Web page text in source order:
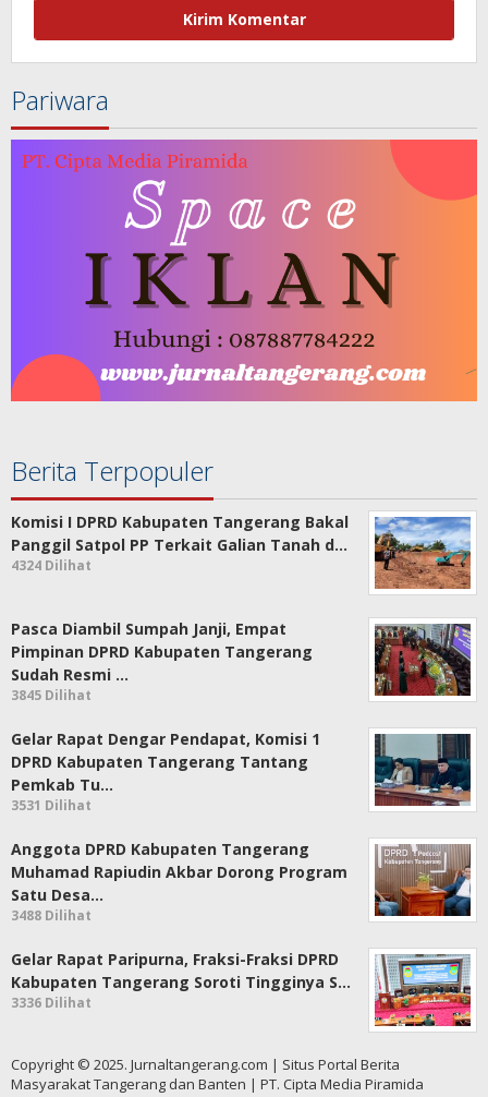
Pariwara
Berita Terpopuler
Komisi I DPRD Kabupaten Tangerang Bakal
Panggil Satpol PP Terkait Galian Tanah d…
4324 Dilihat
Pasca Diambil Sumpah Janji, Empat
Pimpinan DPRD Kabupaten Tangerang
Sudah Resmi …
3845 Dilihat
Gelar Rapat Dengar Pendapat, Komisi 1
DPRD Kabupaten Tangerang Tantang
Pemkab Tu…
3531 Dilihat
Anggota DPRD Kabupaten Tangerang
Muhamad Rapiudin Akbar Dorong Program
Satu Desa…
3488 Dilihat
Gelar Rapat Paripurna, Fraksi-Fraksi DPRD
Kabupaten Tangerang Soroti Tingginya S…
3336 Dilihat
Copyright © 2025. Jurnaltangerang.com | Situs Portal Berita
Masyarakat Tangerang dan Banten | PT. Cipta Media Piramida